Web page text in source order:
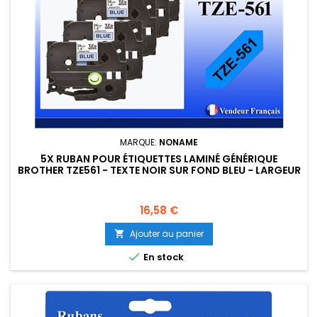
MARQUE: NONAME
5X RUBAN POUR ÉTIQUETTES LAMINÉ GÉNÉRIQUE
BROTHER TZE561 - TEXTE NOIR SUR FOND BLEU - LARGEUR
Prix
16,58 €
 Ajouter au panier
 En stock